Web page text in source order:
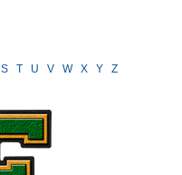
S T U V W X Y Z